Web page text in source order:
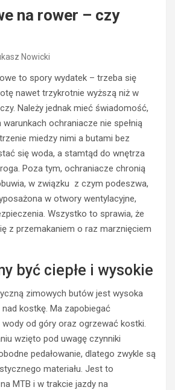
na rower – czy
Nowicki
to spory wydatek – trzeba się
nawet trzykrotnie wyższą niż w
Należy jednak mieć świadomość,
ochraniacze nie spełnią
miedzy nimi a butami bez
się woda, a stamtąd do wnętrza
Poza tym, ochraniacze chronią
w związku z czym podeszwa,
w otwory wentylacyjne,
Wszystko to sprawia, że
z przemakaniem o raz marznięciem
być ciepłe i wysokie
zimowych butów jest wysoka
kostkę. Ma zapobiegać
od góry oraz ogrzewać kostki.
wzięto pod uwagę czynniki
pedałowanie, dlatego zwykle są
materiału. Jest to
MTB i w trakcie jazdy na